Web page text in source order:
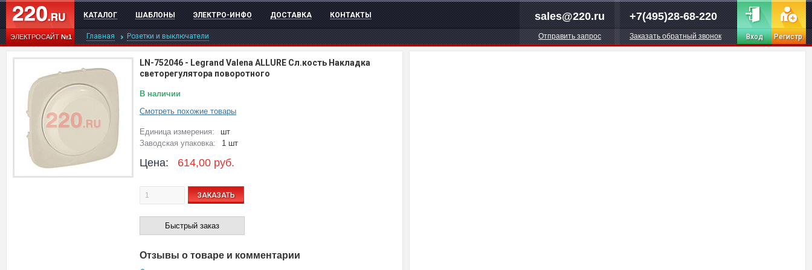
ЭЛЕКТРОСАЙТ№1
КАТАЛОГ ШАБЛОНЫ ЭЛЕКТРО-ИНФО ДОСТАВКА КОНТАКТЫ sales@220.ru
Отправить запрос
+7(495)28-68-220
Заказать обратный звонок Вход Регистр.
Главная Розетки и выключатели
LN-752046 - Legrand Valena ALLURE Сл.кость Накладка
светорегулятора поворотного
В наличии
Смотреть похожие товары
Единица измерения:
шт
Заводская упаковка:
1 шт
Цена: 614,00 руб.
ЗАКАЗАТЬ
Быстрый заказ
Отзывы о товаре и комментарии